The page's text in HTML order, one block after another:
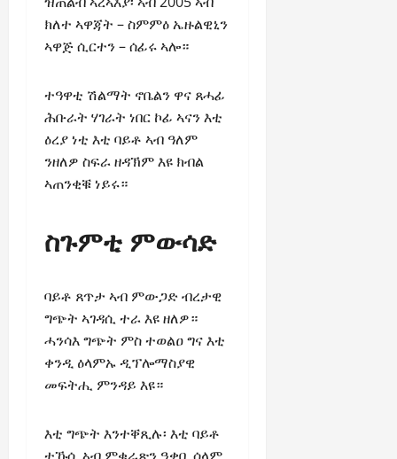
ክለተ ኣዋጃት – ስምምዕ ኤዙልዊኒን
ኣዋጅ ሲርተን – ሰፊሩ ኣሎ።
ተዓዋቲ ሽልማት ኖቤልን ዋና ጸሓፊ
ሕቡራት ሃገራት ነበር ኮፊ ኣናን እቲ
ዕረያ ነቲ እቲ ባይቶ ኣብ ዓለም
ንዘለዎ ስፍራ ዘዳኽም እዩ ክብል
ኣጠንቂቑ ነይሩ።
ስጉምቲ ምውሳድ
ባይቶ ጸጥታ ኣብ ምውጋድ ብረታዊ
ግጭት ኣገዳሲ ተራ እዩ ዘለዎ።
ሓንሳእ ግጭት ምስ ተወልዐ ግና እቲ
ቀንዲ ዕላምኡ ዲፕሎማስያዊ
መፍትሒ ምንዳይ እዩ።
እቲ ግጭት እንተቐጺሉ፡ እቲ ባይቶ